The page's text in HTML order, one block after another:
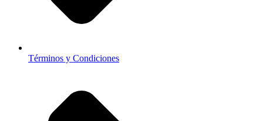
Términos y Condiciones